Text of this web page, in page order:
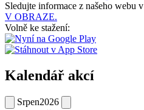
Sledujte informace z našeho webu v
V OBRAZE.
Volně ke stažení:
Kalendář akcí
Srpen2026